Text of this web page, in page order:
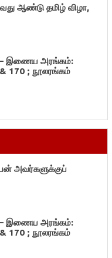
ஆண்டு தமிழ் விழா,
– இணைய அரங்கம்:
170 ; நூலரங்கம்
அவர்களுக்குப்
– இணைய அரங்கம்:
170 ; நூலரங்கம்